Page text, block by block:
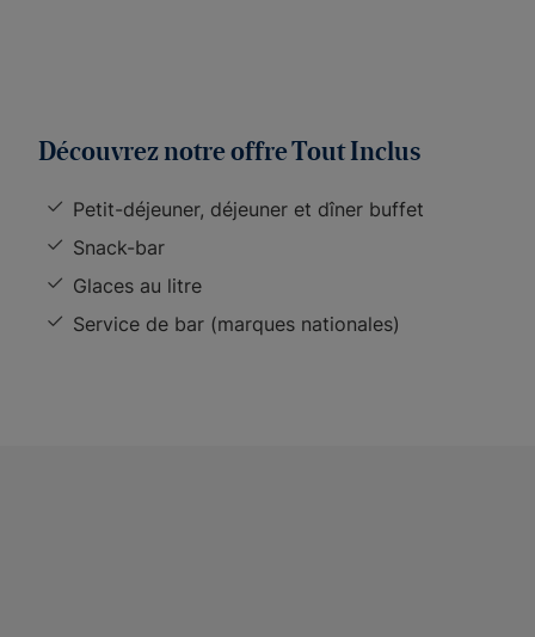
Découvrez notre offre Tout Inclus
Petit-déjeuner, déjeuner et dîner buffet
Snack-bar
Glaces au litre
Service de bar (marques nationales)